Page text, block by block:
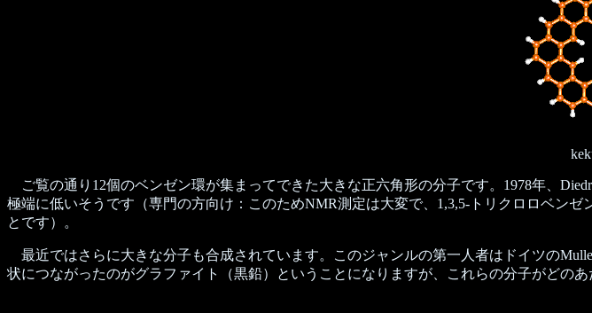
ご覧の通り12個のベンゼン環が集まってできた大きな正六角形の分子です。1978年、
極端に低いそうです（専門の方向け：このためNMR測定は大変で、1,3,5-トリクロロベン
とです）。
最近ではさらに大きな分子も合成されています。このジャンルの第一人者はドイツの
状につながったのがグラファイト（黒鉛）ということになりますが、これらの分子がどの